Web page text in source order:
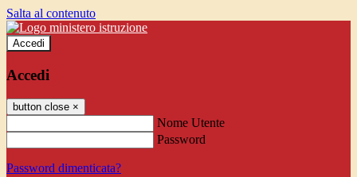
Salta al contenuto
Accedi
Accedi
button close ×
Nome Utente
Password
Password dimenticata?